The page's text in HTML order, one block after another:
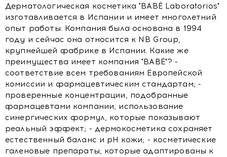
Дерматологическая косметика "BABÉ Laboratorios"
изготавливается в Испании и имеет многолетний
опыт работы. Компания была основана в 1994
году и сейчас она относится к NB Group,
крупнейшей фабрике в Испании. Какие же
преимущества имеет компания "BABÉ"? -
соответствие всем требованиям Европейской
комиссии и фармацевтическим стандартам; -
проверенные концентрации, подобранные
фармацевтами компании, использование
синергических формул, которые показывают
реальный эффект; - дермокосметика сохраняет
естественный баланс и рН кожи; - косметические
галеновые препараты, которые адаптированы к